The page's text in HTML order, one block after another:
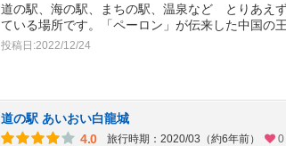
道の駅、海の駅、まちの駅、温泉など とりあえ
ている場所です。「ペーロン」が伝来した中国の
投稿日:2022/12/24
道の駅 あいおい白龍城
4.0
旅行時期：2020/03（約6年前） 0